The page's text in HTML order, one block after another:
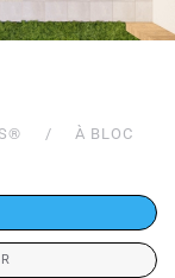
À BLOC